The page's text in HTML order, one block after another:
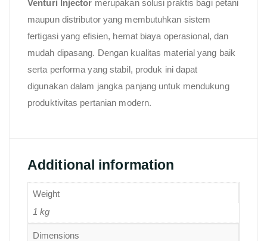
Venturi Injector merupakan solusi praktis bagi petani
maupun distributor yang membutuhkan sistem
fertigasi yang efisien, hemat biaya operasional, dan
mudah dipasang. Dengan kualitas material yang baik
serta performa yang stabil, produk ini dapat
digunakan dalam jangka panjang untuk mendukung
produktivitas pertanian modern.
Additional information
Weight
1 kg
Dimensions